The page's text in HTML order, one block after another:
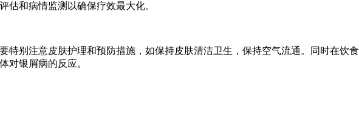
估和病情监测以确保疗效最大化。
特别注意皮肤护理和预防措施，如保持皮肤清洁卫生，保持空气流通。同时在饮
对银屑病的反应。